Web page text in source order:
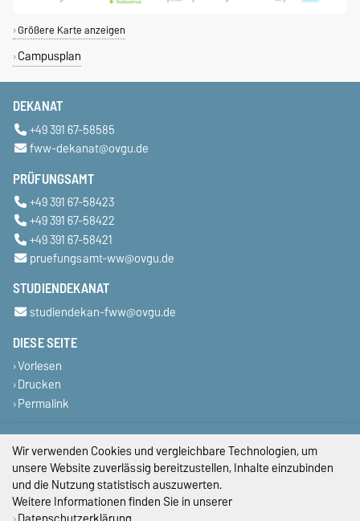
Größere Karte anzeigen
Campusplan
DEKANAT
+49 391 67-58585
fww-dekanat@ovgu.de
PRÜFUNGSAMT
+49 391 67-58423
+49 391 67-58422
+49 391 67-58421
pruefungsamt-ww@ovgu.de
STUDIENDEKANAT
studiendekan-fww@ovgu.de
DIESE SEITE
Vorlesen
Drucken
Permalink
Impressum
Datenschutz
Barrierefreiheit
Wir verwenden Cookies und vergleichbare Technologien, um
unsere Website zuverlässig bereitzustellen, Inhalte einzubinden
und die Nutzung statistisch auszuwerten.
Weitere Informationen finden Sie in unserer